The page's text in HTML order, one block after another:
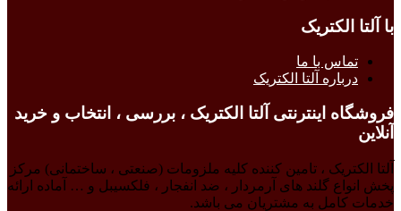
با آلتا الکتریک
تماس با ما
درباره آلتا الکتریک
فروشگاه اینترنتی آلتا الکتریک ، بررسی ، انتخاب و خرید
آنلاین
آلتا الکتریک ، تامین کننده کلیه ملزومات (صنعتی ، ساختمانی) مرکز
پخش انواع گلند های آرمردار ، ضد انفجار ، فلکسیبل و … آماده ارائه
خدمات کامل به مشتریان می باشد.